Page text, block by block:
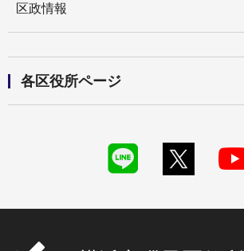
区政情報
各区役所ページ